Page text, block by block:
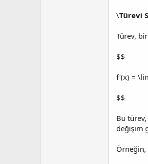
\Türevi
Türev,
$$
f'(x) =
$$
Bu
değişim
Örneğin,